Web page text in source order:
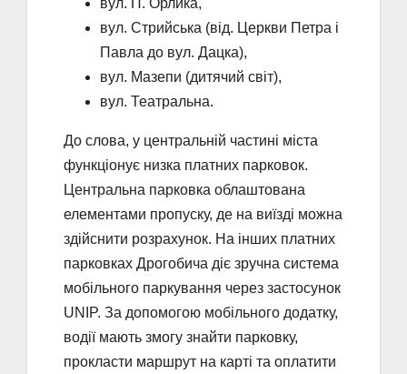
вул. Стрийська (від. Церкви Петра і
Павла до вул. Дацка),
вул. Мазепи (дитячий світ),
вул. Театральна.
До слова, у центральній частині міста
функціонує низка платних парковок.
Центральна парковка облаштована
елементами пропуску, де на виїзді можна
здійснити розрахунок. На інших платних
парковках Дрогобича діє зручна система
мобільного паркування через застосунок
UNIP. За допомогою мобільного додатку,
водії мають змогу знайти парковку,
прокласти маршрут на карті та оплатити